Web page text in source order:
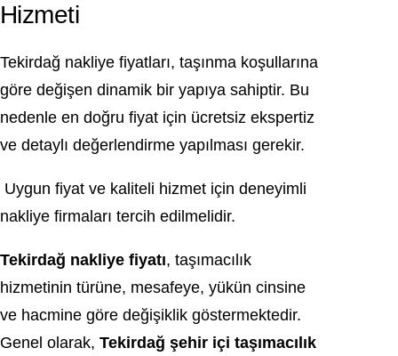
Hizmeti
Tekirdağ nakliye fiyatları, taşınma koşullarına
göre değişen dinamik bir yapıya sahiptir. Bu
nedenle en doğru fiyat için ücretsiz ekspertiz
ve detaylı değerlendirme yapılması gerekir.
Uygun fiyat ve kaliteli hizmet için deneyimli
nakliye firmaları tercih edilmelidir.
Tekirdağ nakliye fiyatı, taşımacılık
hizmetinin türüne, mesafeye, yükün cinsine
ve hacmine göre değişiklik göstermektedir.
Genel olarak, Tekirdağ şehir içi taşımacılık